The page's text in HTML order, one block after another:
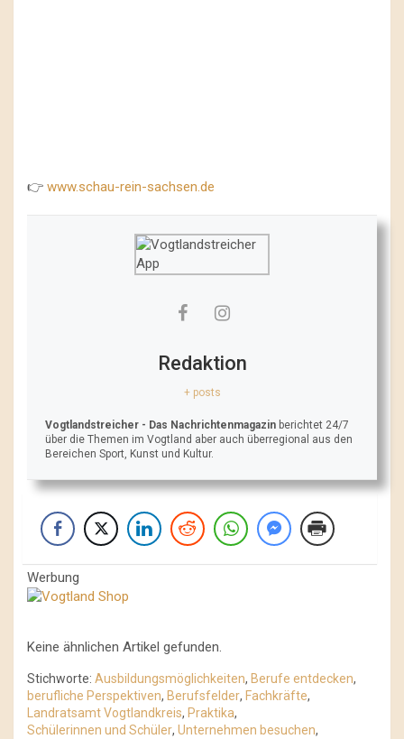
👉 www.schau-rein-sachsen.de
Redaktion
+ posts
Vogtlandstreicher - Das Nachrichtenmagazin berichtet 24/7
über die Themen im Vogtland aber auch überregional aus den
Bereichen Sport, Kunst und Kultur.
Werbung
Keine ähnlichen Artikel gefunden.
Stichworte: Ausbildungsmöglichkeiten, Berufe entdecken,
berufliche Perspektiven, Berufsfelder, Fachkräfte,
Landratsamt Vogtlandkreis, Praktika,
Schülerinnen und Schüler, Unternehmen besuchen,